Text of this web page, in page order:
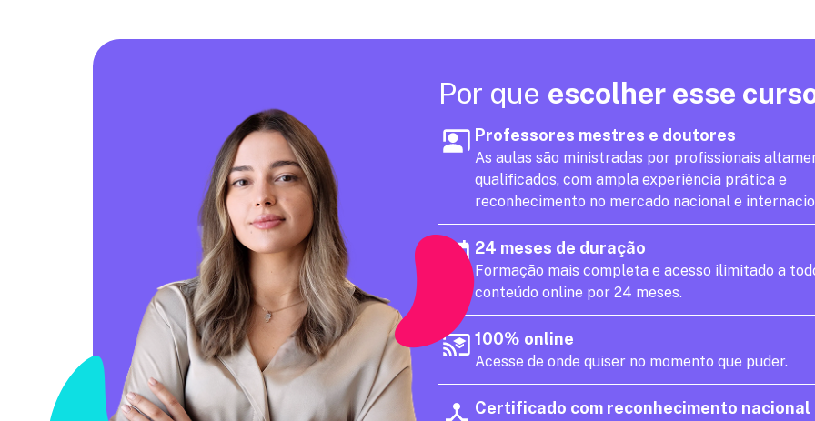
Por que escolher esse
Professores mestres e doutores
As aulas são ministradas por profissionais
qualificados, com ampla experiência prática e
reconhecimento no mercado nacional e
24 meses de duração
Formação mais completa e acesso ilimitado a
conteúdo online por 24 meses.
100% online
Acesse de onde quiser no momento que puder.
Certificado com reconhecimento nacional